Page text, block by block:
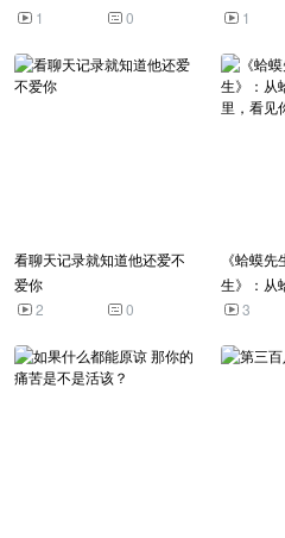
1 0 1
看聊天记录就知道他还爱不
爱你
2
0
《蛤蟆
生》：从
里，看见
3